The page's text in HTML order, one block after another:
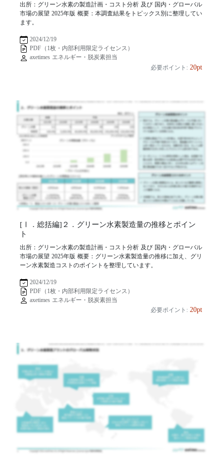
出所：グリーン水素の製造計画・コスト分析 及び 国内・グローバル
市場の展望 2025年版 概要：本調査結果をトピックス別に整理してい
ます。
2024/12/19
PDF（1枚・内部利用限定ライセンス）
axetimes エネルギー・脱炭素担当
必要ポイント: 20pt
[Ⅰ．総括編]２．グリーン水素製造量の推移とポイン
ト
出所：グリーン水素の製造計画・コスト分析 及び 国内・グローバル
市場の展望 2025年版 概要：グリーン水素製造量の推移に加え、グリ
ーン水素製造コストのポイントを整理しています。
2024/12/19
PDF（1枚・内部利用限定ライセンス）
axetimes エネルギー・脱炭素担当
必要ポイント: 20pt